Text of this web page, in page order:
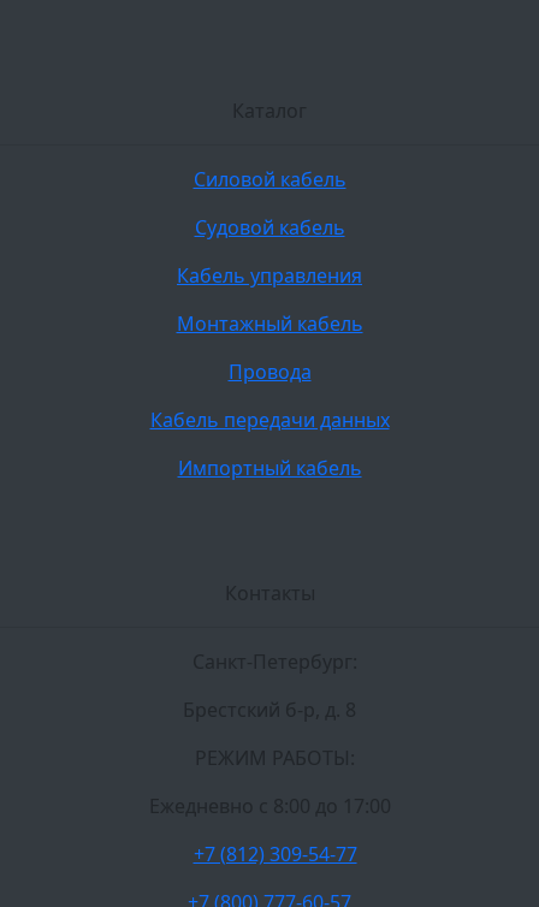
Каталог
Силовой кабель
Судовой кабель
Кабель управления
Монтажный кабель
Провода
Кабель передачи данных
Импортный кабель
Контакты
Санкт-Петербург:
Брестский б-р, д. 8
РЕЖИМ РАБОТЫ:
Ежедневно c 8:00 до 17:00
+7 (812) 309-54-77